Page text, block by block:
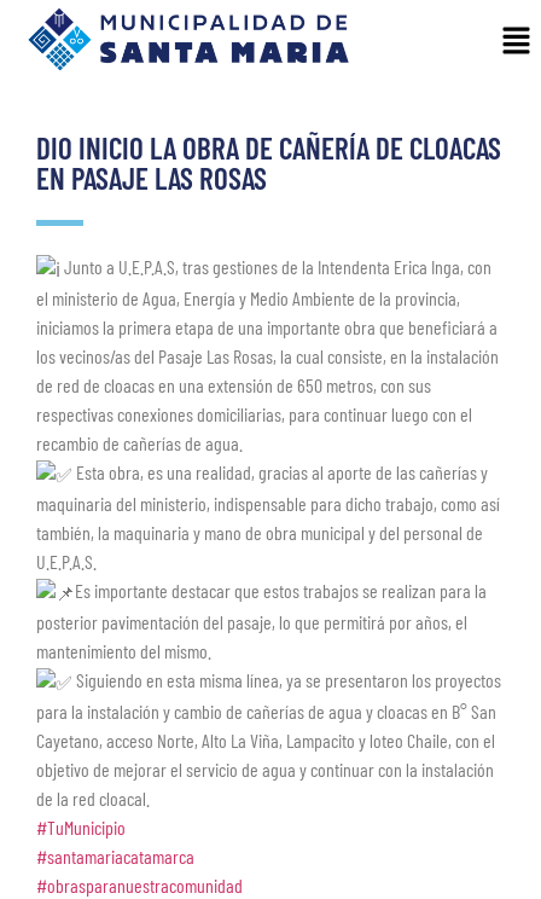
DIO INICIO LA OBRA DE CAÑERÍA DE CLOACAS
EN PASAJE LAS ROSAS
Junto a U.E.P.A.S, tras gestiones de la Intendenta Erica Inga, con
el ministerio de Agua, Energía y Medio Ambiente de la provincia,
iniciamos la primera etapa de una importante obra que beneficiará a
los vecinos/as del Pasaje Las Rosas, la cual consiste, en la instalación
de red de cloacas en una extensión de 650 metros, con sus
respectivas conexiones domiciliarias, para continuar luego con el
recambio de cañerías de agua.
Esta obra, es una realidad, gracias al aporte de las cañerías y
maquinaria del ministerio, indispensable para dicho trabajo, como así
también, la maquinaria y mano de obra municipal y del personal de
U.E.P.A.S.
Es importante destacar que estos trabajos se realizan para la
posterior pavimentación del pasaje, lo que permitirá por años, el
mantenimiento del mismo.
Siguiendo en esta misma línea, ya se presentaron los proyectos
para la instalación y cambio de cañerías de agua y cloacas en B° San
Cayetano, acceso Norte, Alto La Viña, Lampacito y loteo Chaile, con el
objetivo de mejorar el servicio de agua y continuar con la instalación
de la red cloacal.
#TuMunicipio
#santamariacatamarca
#obrasparanuestracomunidad